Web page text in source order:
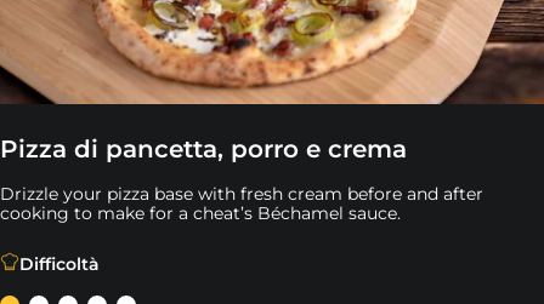
Pizza di pancetta, porro e crema
Drizzle your pizza base with fresh cream before and after
cooking to make for a cheat’s Béchamel sauce.
Difficoltà